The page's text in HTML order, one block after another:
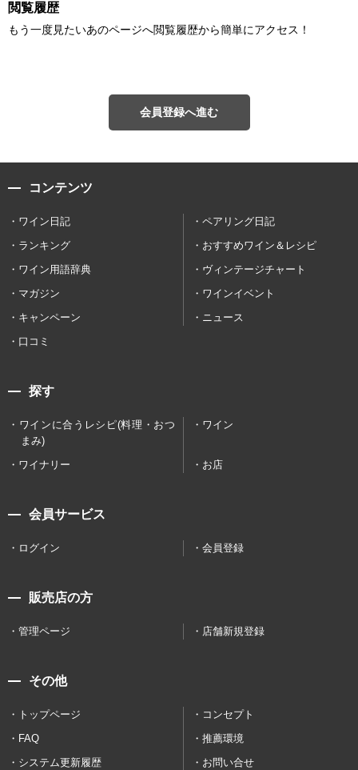
閲覧履歴
もう一度見たいあのページへ閲覧履歴から簡単にアクセス！
会員登録へ進む
コンテンツ
ワイン日記
ペアリング日記
ランキング
おすすめワイン＆レシピ
ワイン用語辞典
ヴィンテージチャート
マガジン
ワインイベント
キャンペーン
ニュース
口コミ
探す
ワインに合うレシピ(料理・おつ
まみ)
ワイン
ワイナリー お店
会員サービス
ログイン 会員登録
販売店の方
管理ページ 店舗新規登録
その他
トップページ
コンセプト
FAQ
推薦環境
システム更新履歴
お問い合せ